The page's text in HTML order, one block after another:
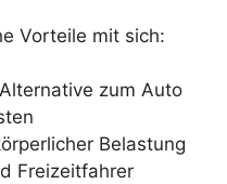
Vorteile mit sich:
zum Auto
Belastung
Freizeitfahrer